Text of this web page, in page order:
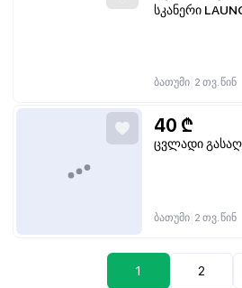
სკანერი
ბათუმი 2 თვ. წინ
40 ₾
ცვლადი
ბათუმი 2 თვ. წინ
1 2